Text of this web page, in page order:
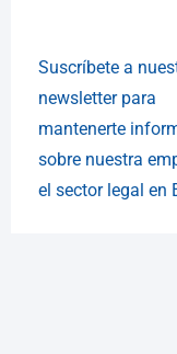
Suscríbete a
newsletter para
mantenerte
sobre nuestra
el sector legal en